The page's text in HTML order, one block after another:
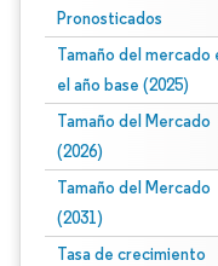
Pronosticados
Tamaño del mercado
el año base (2025)
Tamaño del Mercado
(2026)
Tamaño del Mercado
(2031)
Tasa de crecimiento